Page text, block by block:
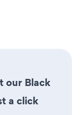
our Black
a click